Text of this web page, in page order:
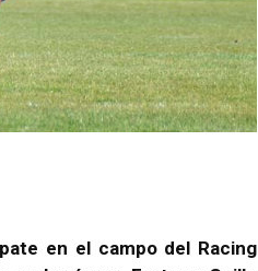
en el campo del Racing